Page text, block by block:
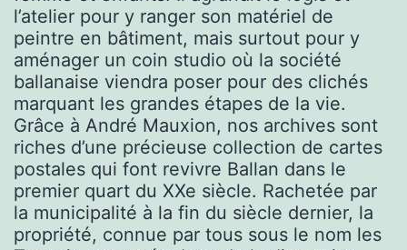
l’atelier pour y ranger son matériel de
peintre en bâtiment, mais surtout pour y
aménager un coin studio où la société
ballanaise viendra poser pour des clichés
marquant les grandes étapes de la vie.
Grâce à André Mauxion, nos archives sont
riches d’une précieuse collection de cartes
postales qui font revivre Ballan dans le
premier quart du XXe siècle. Rachetée par
la municipalité à la fin du siècle dernier, la
propriété, connue par tous sous le nom les